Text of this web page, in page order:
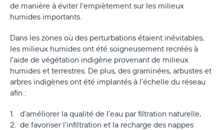
de manière à éviter l’empiètement sur les milieux
humides importants.
Dans les zones où des perturbations étaient inévitables,
les milieux humides ont été soigneusement recréés à
l’aide de végétation indigène provenant de milieux
humides et terrestres. De plus, des graminées, arbustes et
arbres indigènes ont été implantés à l’échelle du réseau
afin :
d’améliorer la qualité de l’eau par filtration naturelle,
de favoriser l’infiltration et la recharge des nappes